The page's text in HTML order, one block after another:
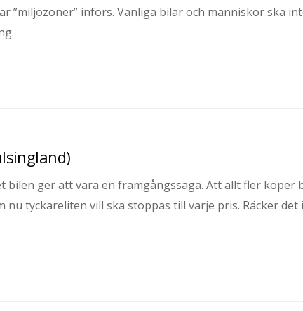
”miljözoner” införs. Vanliga bilar och människor ska
ger att vara en framgångssaga. Att allt fler köper
tyckareliten vill ska stoppas till varje pris. Räcker det